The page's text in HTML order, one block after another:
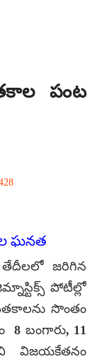
పంట
ఘనత
జరిగిన
పోటీల్లో
సొంతం
8 బంగారు, 11
విజయకేతనం